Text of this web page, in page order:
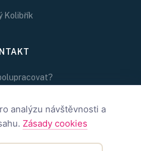
Kolibřík
analýzu návštěvnosti a
Zásady cookies